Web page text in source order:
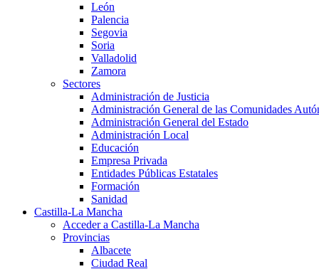
León
Palencia
Segovia
Soria
Valladolid
Zamora
Sectores
Administración de Justicia
Administración General de las Comunidades
Administración General del Estado
Administración Local
Educación
Empresa Privada
Entidades Públicas Estatales
Formación
Sanidad
Castilla-La Mancha
Acceder a Castilla-La Mancha
Provincias
Albacete
Ciudad Real